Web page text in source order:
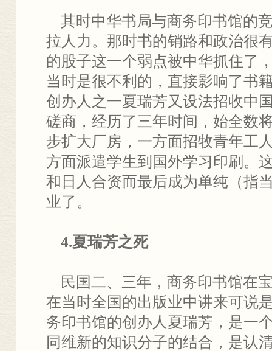
其时中华书局与商务印书馆的
拉人力。那时书的销路和政治很
的股子这一个弱点被中华抓住了
当时是很不利的，直接影响了书
创办人之一夏瑞芳又设法招收中
磋商，经历了三年时间，始全数
步扩大厂房，一方面招牧青年工
方面派遣学生到国外学习印刷。
和日人合资而最后成为单纯（指
业了。
4.夏瑞芳之死
民国二、三年，商务印书馆在
在当时全国的出版业中讲来可说
务印书馆的创办人夏瑞芳，是一
同维新的知识分子的结合，是认